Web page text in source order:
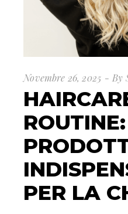
Novembre 26, 2025 By
PER LA